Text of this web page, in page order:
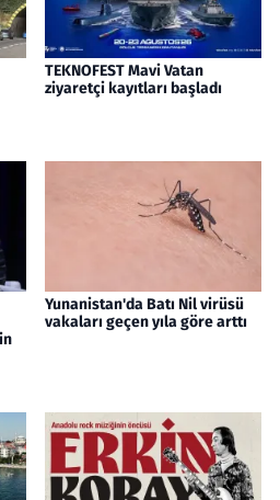
TEKNOFEST Mavi Vatan
ziyaretçi kayıtları başladı
Yunanistan'da Batı Nil virüsü
vakaları geçen yıla göre arttı